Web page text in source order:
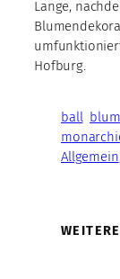
Lange,
Hofburg.
ball
Allgemein